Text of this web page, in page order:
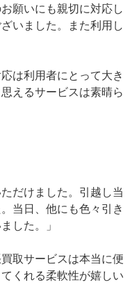
願いにも親切に対応し
いました。また利用し
は利用者にとって大き
えるサービスは素晴ら
だけました。引越し当
当日、他にも色々引き
した。」
取サービスは本当に便
くれる柔軟性が嬉しい